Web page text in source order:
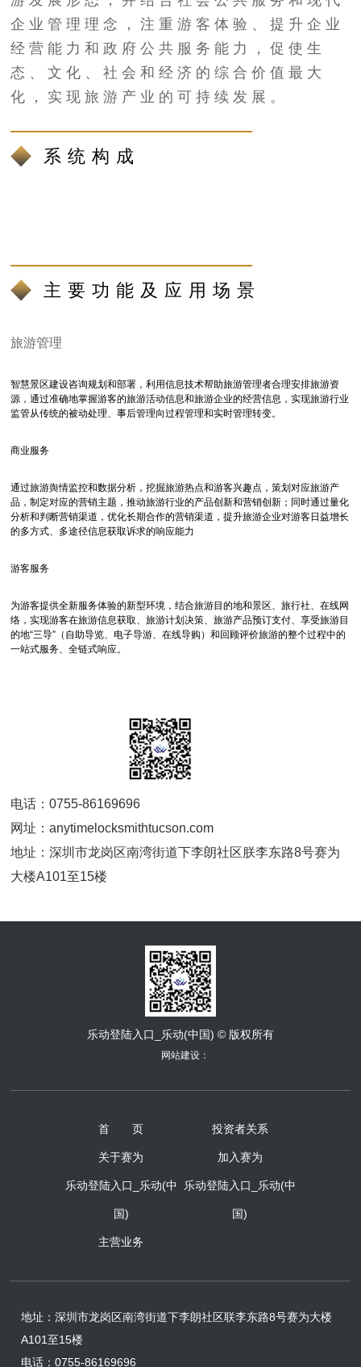
企业管理理念，注重游客体验、提升企业
经营能力和政府公共服务能力，促使生
态、文化、社会和经济的综合价值最大
化，实现旅游产业的可持续发展。
系统构成
主要功能及应用场景
旅游管理
智慧景区建设咨询规划和部署，利用信息技术帮助旅游管理者合理安排旅游资
源，通过准确地掌握游客的旅游活动信息和旅游企业的经营信息，实现旅游行业
监管从传统的被动处理、事后管理向过程管理和实时管理转变。
商业服务
通过旅游舆情监控和数据分析，挖掘旅游热点和游客兴趣点，策划对应旅游产
品，制定对应的营销主题，推动旅游行业的产品创新和营销创新；同时通过量化
分析和判断营销渠道，优化长期合作的营销渠道，提升旅游企业对游客日益增长
的多方式、多途径信息获取诉求的响应能力
游客服务
为游客提供全新服务体验的新型环境，结合旅游目的地和景区、旅行社、在线网
络，实现游客在旅游信息获取、旅游计划决策、旅游产品预订支付、享受旅游目
的地“三导”（自助导览、电子导游、在线导购）和回顾评价旅游的整个过程中的
一站式服务、全链式响应。
电话：0755-86169696
网址：anytimelocksmithtucson.com
地址：深圳市龙岗区南湾街道下李朗社区朕李东路8号赛为
大楼A101至15楼
乐动登陆入口_乐动(中国) © 版权所有
网站建设：
首 页 投资者关系
关于赛为 加入赛为
乐动登陆入口_乐动(中
国)
乐动登陆入口_乐动(中
国)
主营业务
地址：深圳市龙岗区南湾街道下李朗社区联李东路8号赛为大楼
A101至15楼
电话：0755-86169696